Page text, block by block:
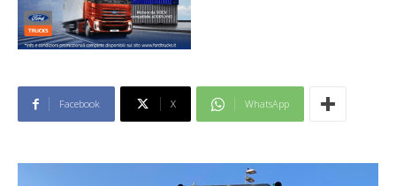
Facebook X WhatsApp